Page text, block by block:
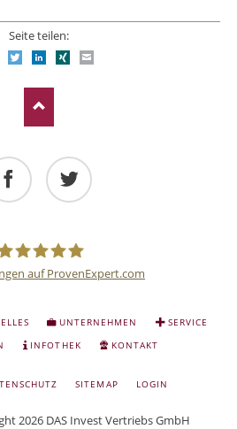
Seite teilen:
FacebookTwitterLinkedIn
Xing
auf ProvenExpert.com
UNTERNEHMEN
SERVICE
INFOTHEK KONTAKT
SITEMAP LOGIN
2026 DAS Invest Vertriebs GmbH